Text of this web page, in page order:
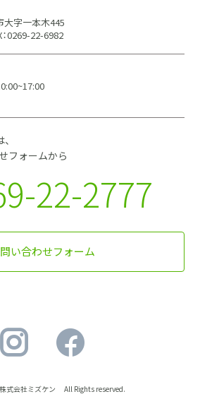
大字一本木445
：0269-22-6982
フォームから
22-2777
い合わせフォーム
式会社ミズケン All Rights reserved.